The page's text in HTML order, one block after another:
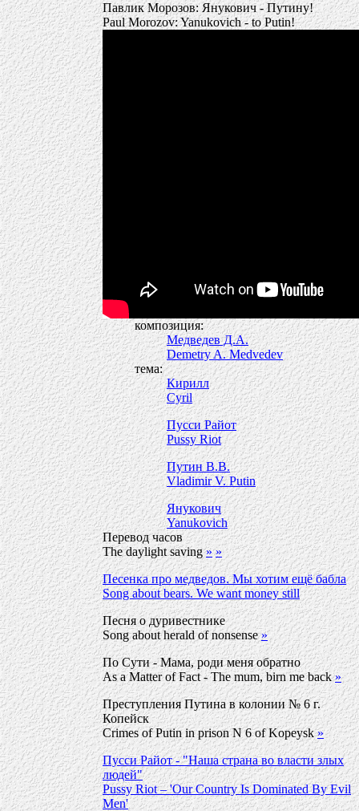
Павлик Морозов: Янукович - Путину!
Paul Morozov: Yanukovich - to Putin!
композиция:
Медведев Д.А.
Demetry A. Medvedev
тема:
Кирилл
Cyril
Пусси Райот
Pussy Riot
Путин В.В.
Vladimir V. Putin
Янукович
Yanukovich
Перевод часов
The daylight saving» »
Песенка про медведов. Мы хотим ещё бабла
Song about bears. We want money still
Песня о дуривестнике
Song about herald of nonsense»
По Сути - Мама, роди меня обратно
As a Matter of Fact - The mum, birn me back»
Преступления Путина в колонии № 6 г.
Копейск
Crimes of Putin in prison N 6 of Kopeysk»
Пусси Райот - "Наша страна во власти злых
людей"
Pussy Riot – 'Our Country Is Dominated By Evil
Men'